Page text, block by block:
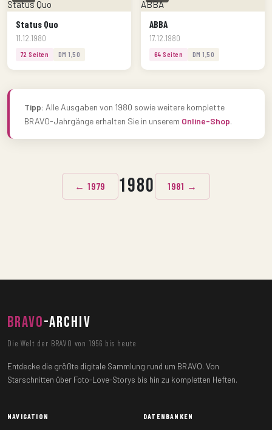
Status Quo
11.12.1980
72 Seiten DM 1,50
ABBA
17.12.1980
64 Seiten DM 1,50
Tipp: Alle Ausgaben von 1980 sowie weitere komplette
BRAVO-Jahrgänge erhalten Sie in unserem Online-Shop.
← 1979 1980 1981 →
BRAVO-ARCHIV
Die Welt der BRAVO von 1956 bis heute
Entdecke die größte digitale Sammlung rund um BRAVO. Von
Starschnitten über Foto-Love-Storys bis hin zu kompletten Heften.
NAVIGATION DATENBANKEN